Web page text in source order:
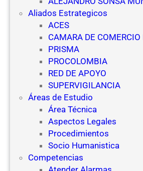
Aliados Estrategicos
ACES
CAMARA DE COMERCIO
PRISMA
PROCOLOMBIA
RED DE APOYO
SUPERVIGILANCIA
Áreas de Estudio
Área Técnica
Aspectos Legales
Procedimientos
Socio Humanistica
Competencias